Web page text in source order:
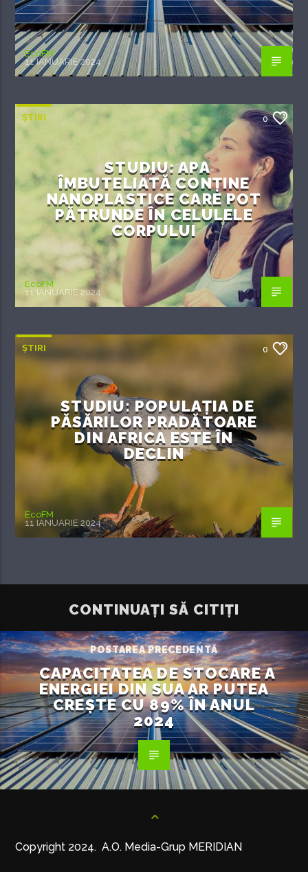
EcoFM
11 IANUARIE 2024
ȘTIRI 0
STUDIU: APA
ÎMBUTELIATĂ CONȚINE
NANOPLASTICE CARE POT
PĂTRUNDE ÎN CELULELE
CORPULUI
EcoFM
11 IANUARIE 2024
ȘTIRI 0
STUDIU: POPULAȚIA DE
PĂSĂRILOR PRADĂTOARE
DIN AFRICA ESTE ÎN
DECLIN
EcoFM
11 IANUARIE 2024
CONTINUAȚI SĂ CITIȚI
POSTAREA PRECEDENTĂ
CAPACITATEA DE STOCARE A
ENERGIEI DIN SUA AR PUTEA
CREȘTE CU 89% ÎN ANUL
2024
Copyright 2024. A.O. Media-Grup MERIDIAN